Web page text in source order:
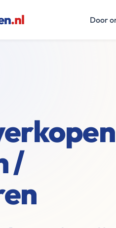
.nl Door
/